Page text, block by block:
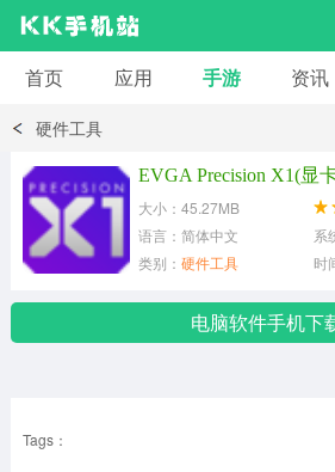
安卓应用
小说漫画
首页 应用 手游 资讯
硬件工具
大小：45.27MB
语言：简体中文
系
类别： 硬件工具 时
电脑软件手机下
Tags：